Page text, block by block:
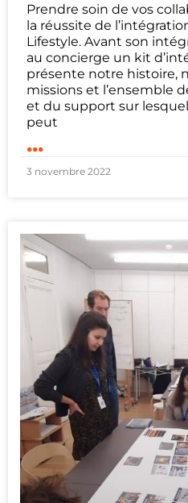
Prendre soin de vos
la réussite de
Lifestyle. Avant son
au concierge un kit
présente notre histoire,
missions et l’ensemble
et du support sur
peut
...
3 novembre 2022